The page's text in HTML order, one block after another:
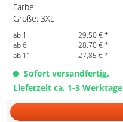
Farbe:
Größe: 3XL
ab 1
29,50 € *
ab 6
28,70 € *
ab 11
27,85 € *
Sofort versandfertig,
Lieferzeit ca. 1-3 Werktage